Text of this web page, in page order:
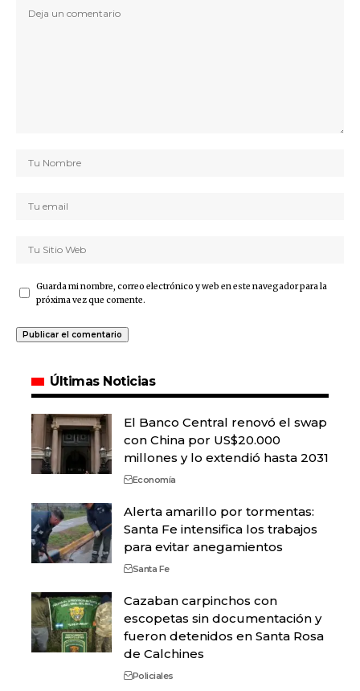
Guarda mi nombre, correo electrónico y web en este navegador para la
próxima vez que comente.
Últimas Noticias
El Banco Central renovó el swap
con China por US$20.000
millones y lo extendió hasta 2031
Economía
Alerta amarillo por tormentas:
Santa Fe intensifica los trabajos
para evitar anegamientos
Santa Fe
Cazaban carpinchos con
escopetas sin documentación y
fueron detenidos en Santa Rosa
de Calchines
Policiales